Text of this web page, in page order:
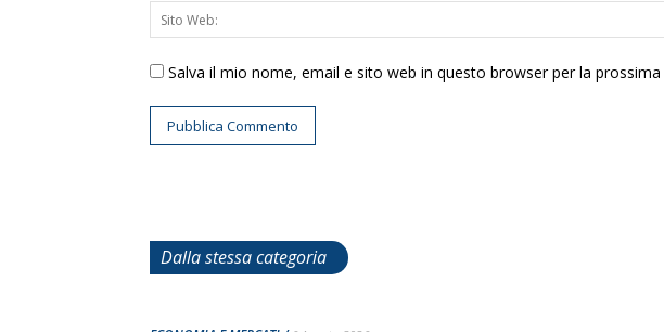
Salva il mio nome, email e sito web in questo browser per la
Dalla stessa categoria